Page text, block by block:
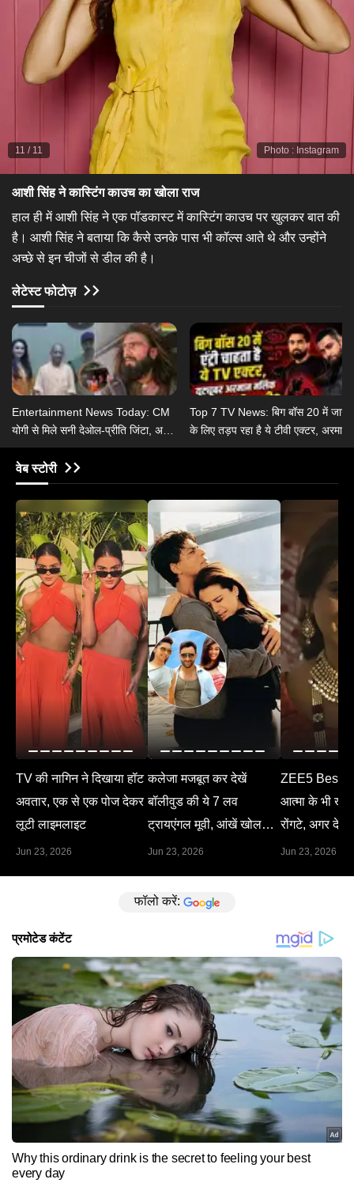
Photo : Instagram
11 / 11
आशी सिंह ने कास्टिंग काउच का खोला राज​
हाल ही में आशी सिंह ने एक पॉडकास्ट में कास्टिंग काउच पर खुलकर बात की
है। आशी सिंह ने बताया कि कैसे उनके पास भी कॉल्स आते थे और उन्होंने
अच्छे से इन चीजों से डील की है।
लेटेस्ट फोटोज़
Entertainment News Today: CM
योगी से मिले सनी देओल-प्रीति जिंटा, असम
बाढ़ पीड़ितों की भूमि-अनुपम ने की मदद
Top 7 TV News: बिग बॉस 20 में जाने
के लिए तड़प रहा है ये टीवी एक्टर, अरमान
मलिक ने रचाई तीसरी शादी?
वेब स्टोरी
TV की नागिन ने दिखाया हॉट
अवतार, एक से एक पोज देकर
लूटी लाइमलाइट
Jun 23, 2026
कलेजा मजबूत कर देखें
बॉलीवुड की ये 7 लव
ट्रायएंगल मूवी, आंखें खोल
देगा हर सीन
Jun 23, 2026
ZEE5 Best
आत्मा के भी खड़े
रोंगटे, अगर देख
Jun 23, 2026
फॉलो करें: